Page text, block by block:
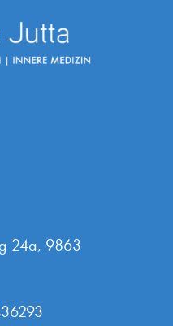
24a, 9863